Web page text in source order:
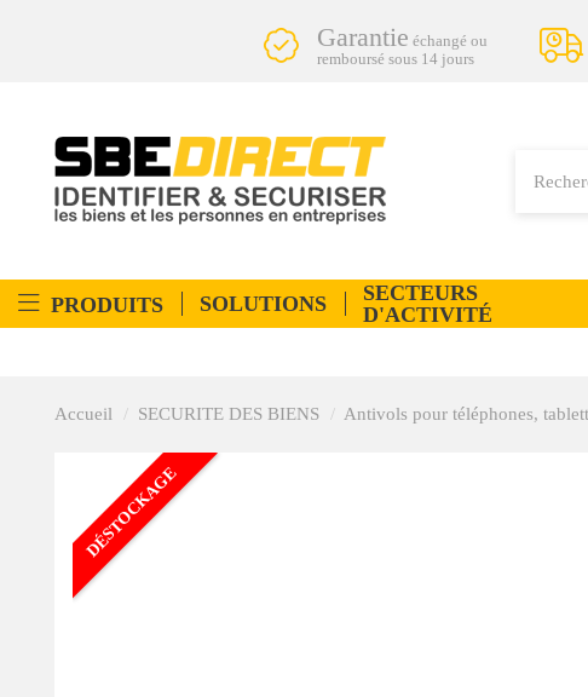
Garantie échangé ou
remboursé sous 14 jours
PRODUITS SOLUTIONS
SECTEURS
D'ACTIVITÉ
Accueil SECURITE DES BIENS Antivols pour téléphones,
DÉSTOCKAGE